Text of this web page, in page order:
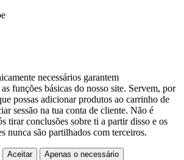
necessários garantem
funções básicas do nosso site. Servem, por
possas adicionar produtos ao carrinho de
sessão na tua conta de cliente. Não é
tirar conclusões sobre ti a partir disso e os
nunca são partilhados com terceiros.
Aceitar Apenas o necessário